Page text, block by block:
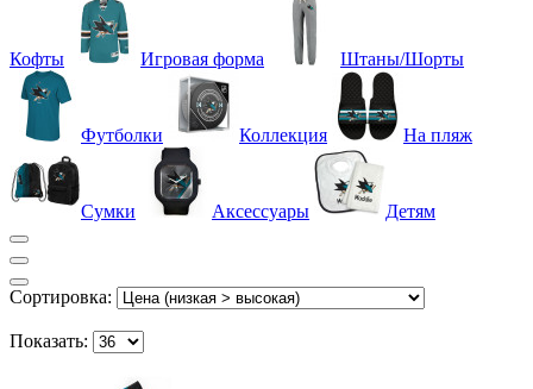
Кофты Игровая форма Штаны/Шорты
Футболки Коллекция На пляж
Сумки Аксессуары Детям
Сортировка:
Показать: